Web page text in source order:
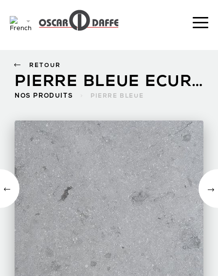
PIERRE BLEUE ECURÉE
NOS PRODUITS PIERRE BLEUE
RETOUR